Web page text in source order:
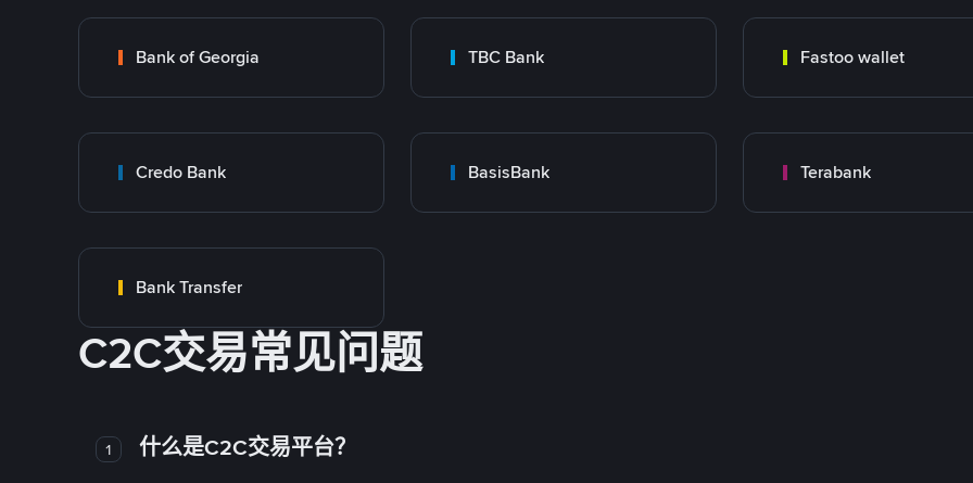
Bank of Georgia TBC Bank Fastoo wallet
Credo Bank BasisBank Terabank
Bank Transfer
C2C交易常见问题
1 什么是C2C交易平台？